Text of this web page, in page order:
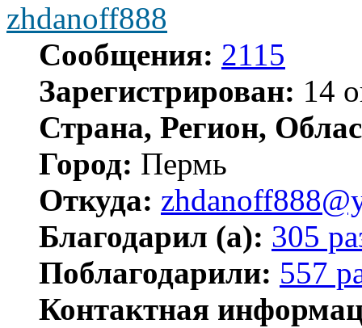
zhdanoff888
Сообщения: 2115
Зарегистрирован: 14
Страна, Регион,
Город: Пермь
Откуда:
Благодарил (а): 305
Поблагодарили: 557
Контактная